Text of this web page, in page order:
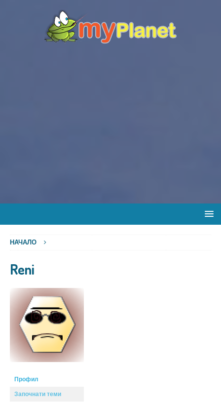
НАЧАЛО
Reni
Профил
Започнати теми